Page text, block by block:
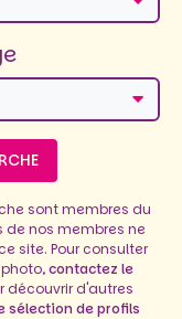
sont membres du
de nos membres ne
site. Pour consulter
contactez le
découvrir d'autres
sélection de profils